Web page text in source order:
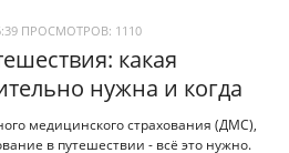
ПРОСМОТРОВ: 1110
какая
нужна и когда
медицинского страхования (ДМС),
в путешествии - всё это нужно.